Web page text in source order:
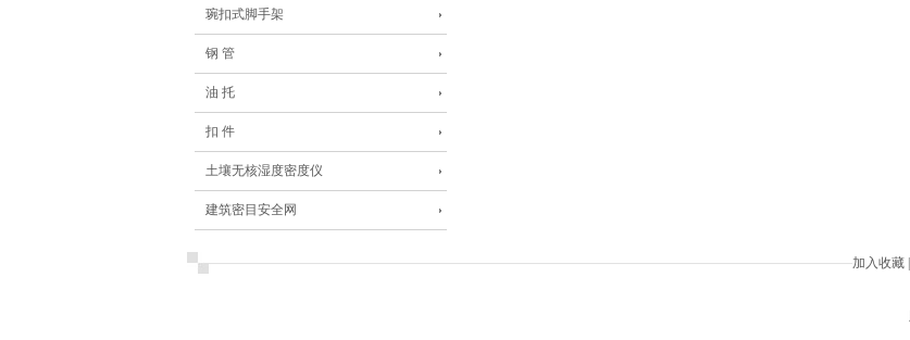
琬扣式脚手架
钢 管
油 托
扣 件
土壤无核湿度密度仪
建筑密目安全网
加入收藏